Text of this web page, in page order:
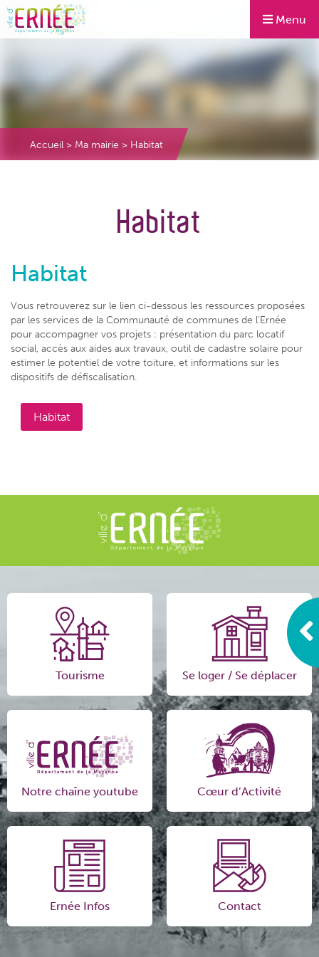
Menu
Accueil > Ma mairie > Habitat
Habitat
Habitat
Vous retrouverez sur le lien ci-dessous les ressources proposées
par les services de la Communauté de communes de l’Ernée
pour accompagner vos projets : présentation du parc locatif
social, accès aux aides aux travaux, outil de cadastre solaire pour
estimer le potentiel de votre toiture, et informations sur les
dispositifs de défiscalisation.
Habitat
Tourisme Se loger / Se déplacer
Notre chaîne youtube Cœur d’Activité
Ernée Infos Contact